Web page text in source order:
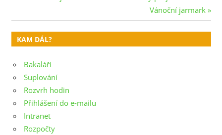
pro
příspěvek
Next
Post:
Vánoční jarmark
KAM DÁL?
Bakaláři
Suplování
Rozvrh hodin
Přihlášení do e-mailu
Intranet
Rozpočty